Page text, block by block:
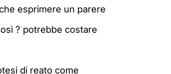
esprimere un parere
? potrebbe costare
di reato come